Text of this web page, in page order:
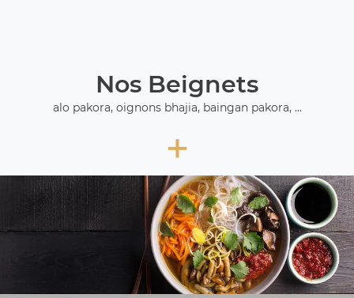
Nos Beignets
alo pakora, oignons bhajia, baingan pakora, ...
+